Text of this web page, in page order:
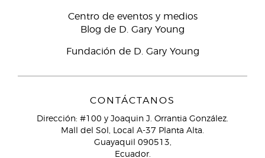
Centro de eventos y medios
Blog de D. Gary Young
Fundación de D. Gary Young
CONTÁCTANOS
Dirección: #100 y Joaquin J. Orrantia González.
Mall del Sol, Local A-37 Planta Alta.
Guayaquil 090513,
Ecuador.